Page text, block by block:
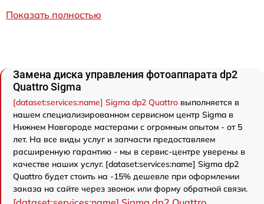
Показать полностью
Замена диска управления фотоаппарата dp2
Quattro Sigma
[dataset:services:name] Sigma dp2 Quattro выполняется в
нашем специализированном сервисном центр Sigma в
Нижнем Новгороде мастерами с огромным опытом - от 5
лет. На все виды услуг и запчасти предоставляем
расширенную гарантию - мы в сервис-центре уверены в
качестве наших услуг. [dataset:services:name] Sigma dp2
Quattro будет стоить на -15% дешевле при оформлении
заказа на сайте через звонок или форму обратной связи.